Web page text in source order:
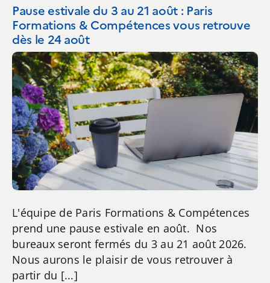
Pause estivale du 3 au 21 août : Paris
Formations & Compétences vous retrouve
dès le 24 août
L'équipe de Paris Formations & Compétences
prend une pause estivale en août. Nos
bureaux seront fermés du 3 au 21 août 2026.
Nous aurons le plaisir de vous retrouver à
partir du [...]